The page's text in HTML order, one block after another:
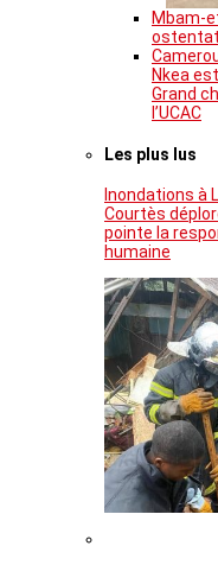
Mbam-
Nkea
Grand
l’UCAC
Les plus lus
Inondations à
Courtès
pointe la
humaine